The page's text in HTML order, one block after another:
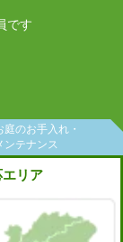
です
庭のお手入れ・
ンテナンス
リア